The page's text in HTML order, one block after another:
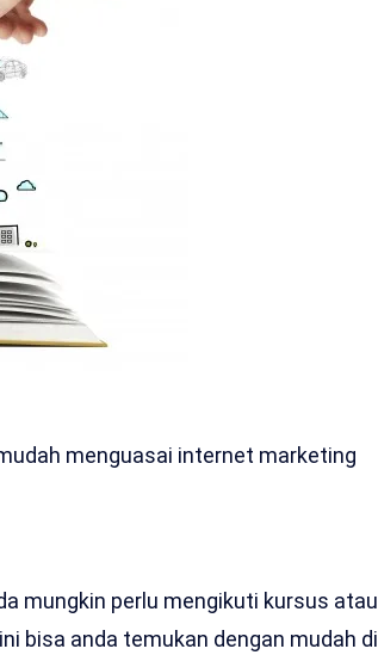
menguasai internet marketing
mungkin perlu mengikuti kursus atau
bisa anda temukan dengan mudah di